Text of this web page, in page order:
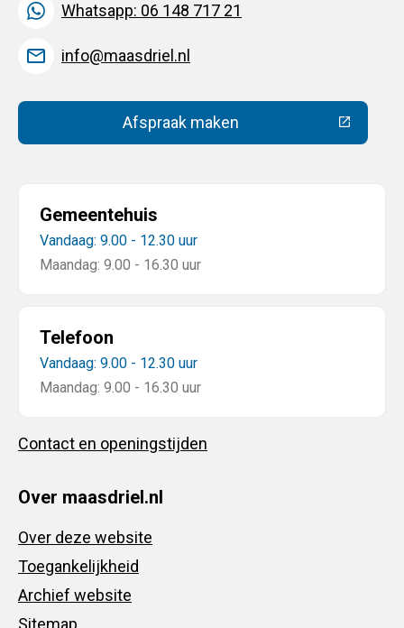
Whatsapp: 06 148 717 21
info@maasdriel.nl
Afspraak maken(Deze link gaat naar een
Gemeentehuis
Vandaag: 9.00 - 12.30 uur
Maandag: 9.00 - 16.30 uur
Telefoon
Vandaag: 9.00 - 12.30 uur
Maandag: 9.00 - 16.30 uur
Contact en openingstijden
Over maasdriel.nl
Over deze website
Toegankelijkheid
Archief website
Sitemap